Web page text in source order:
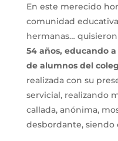
En este merecido
comunidad
hermanas…
54 años, educando
de alumnos del
realizada con su
servicial, realizando
callada, anónima,
desbordante,